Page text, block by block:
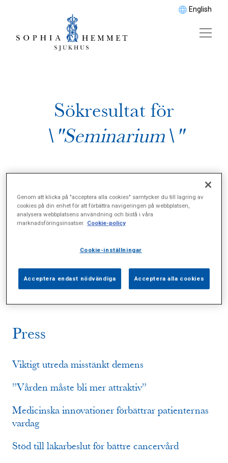
English
Sökresultat för
\"Seminarium\"
Vårdgivare (0) Specialister (0)
Sidor (0) Press (4) Sophianytt (1)
Press
​Viktigt utreda misstänkt demens
”Vården måste bli mer attraktiv”
Medicinska innovationer förbättrar patienternas
vardag
Stöd till läkarbeslut för bättre cancervård
Genom att klicka på "acceptera alla cookies" samtycker du till lagring av
cookies på din enhet för att förbättra navigeringen på webbplatsen,
analysera webbplatsens användning och bistå i våra
marknadsföringsinsatser. Cookie-policy
Cookie-inställningar
Acceptera endast nödvändiga Acceptera alla cookies